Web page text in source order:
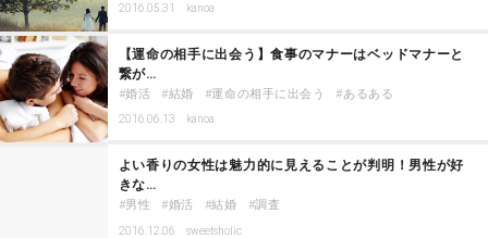
2016.05.31 kanoa
【運命の相手に出会う】食事のマナーはベッドマナーと
繋が…
婚活 結婚 運命の相手に出会う あるある
2016.06.13 kanoa
よい香りの女性は魅力的に見えることが判明！男性が好
きな…
男性 婚活 結婚 調査
2016.12.06 sweetsholic